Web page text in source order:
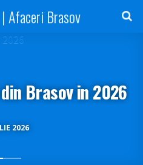
Afaceri Brasov
2026
Brasov in 2026